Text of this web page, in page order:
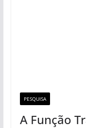
PESQUISA
A Função